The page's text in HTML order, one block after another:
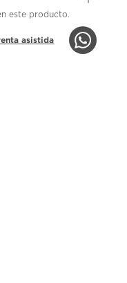
este producto.
asistida